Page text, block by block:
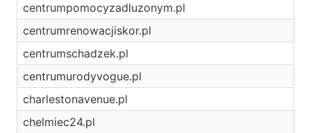
centrumpomocyzadluzonym.pl
centrumrenowacjiskor.pl
centrumschadzek.pl
centrumurodyvogue.pl
charlestonavenue.pl
chelmiec24.pl